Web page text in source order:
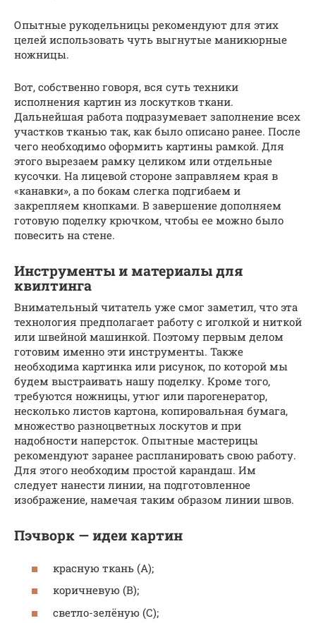
Опытные рукодельницы рекомендуют для этих
целей использовать чуть выгнутые маникюрные
ножницы.
Вот, собственно говоря, вся суть техники
исполнения картин из лоскутков ткани.
Дальнейшая работа подразумевает заполнение всех
участков тканью так, как было описано ранее. После
чего необходимо оформить картины рамкой. Для
этого вырезаем рамку целиком или отдельные
кусочки. На лицевой стороне заправляем края в
«канавки», а по бокам слегка подгибаем и
закрепляем кнопками. В завершение дополняем
готовую поделку крючком, чтобы ее можно было
повесить на стене.
Инструменты и материалы для
квилтинга
Внимательный читатель уже смог заметил, что эта
технология предполагает работу с иголкой и ниткой
или швейной машинкой. Поэтому первым делом
готовим именно эти инструменты. Также
необходима картинка или рисунок, по которой мы
будем выстраивать нашу поделку. Кроме того,
требуются ножницы, утюг или парогенератор,
несколько листов картона, копировальная бумага,
множество разноцветных лоскутов и при
надобности наперсток. Опытные мастерицы
рекомендуют заранее распланировать свою работу.
Для этого необходим простой карандаш. Им
следует нанести линии, на подготовленное
изображение, намечая таким образом линии швов.
Пэчворк — идеи картин
красную ткань (А);
коричневую (В);
светло-зелёную (С);